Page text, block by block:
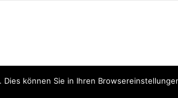
können Sie in Ihren